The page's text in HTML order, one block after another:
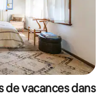
de vacances dans